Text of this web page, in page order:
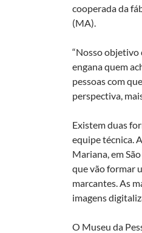
cooperada da
(MA).
“Nosso objetivo
engana quem
pessoas com
perspectiva,
Existem duas
equipe técnica.
Mariana, em
que vão formar
marcantes. As
imagens
O Museu da